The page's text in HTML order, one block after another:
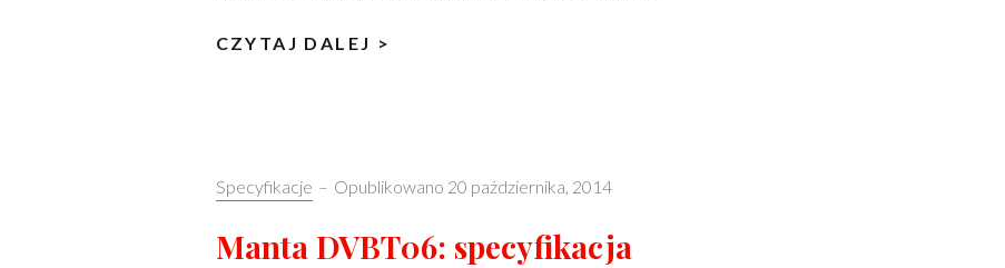
CZYTAJ DALEJ >
Categories:
Specyfikacje – Opublikowano 20 października, 2014
Manta DVBT06: specyfikacja